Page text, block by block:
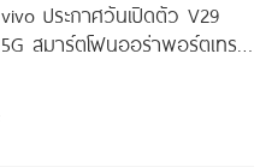
vivo ประกาศวันเปิดตัว V29
5G สมาร์ตโฟนออร่าพอร์ตเทร